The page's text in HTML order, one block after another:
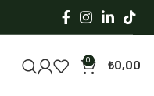
0 ₺0,00